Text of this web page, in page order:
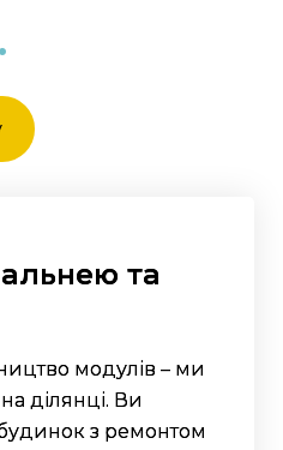
та
модулів – ми
ділянці. Ви
з ремонтом